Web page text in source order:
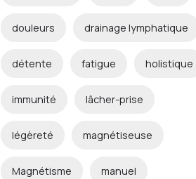
douleurs drainage lymphatique
détente fatigue holistique
immunité lâcher-prise
légèreté magnétiseuse
Magnétisme manuel